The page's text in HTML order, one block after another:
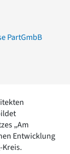
PartGmbB
„Am
Entwicklung